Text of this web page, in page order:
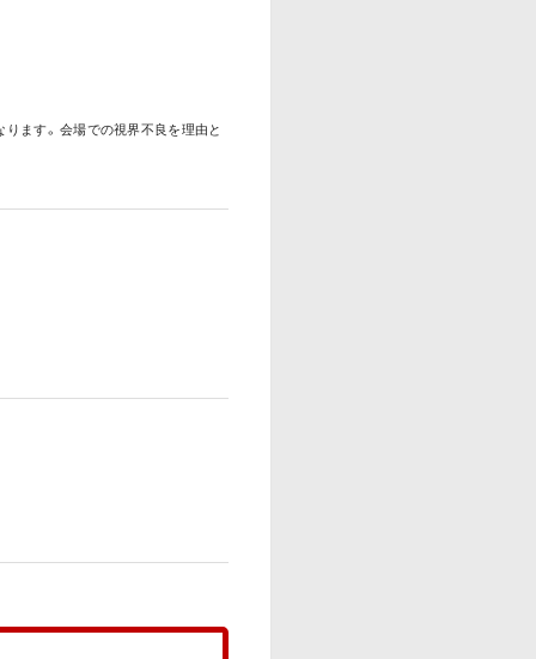
ます。 会場での視界不良を理由と